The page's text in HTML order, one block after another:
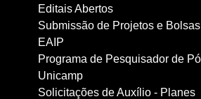
Editais Abertos
Submissão de Projetos e Bolsas
EAIP
Programa de Pesquisador de
Unicamp
Solicitações de Auxílio - Planes